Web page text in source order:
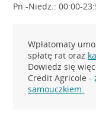
Pn.-Niedz.: 00:00-
Wpłatomaty
spłatę rat oraz
Dowiedz się
Credit Agricole -
samouczkiem.